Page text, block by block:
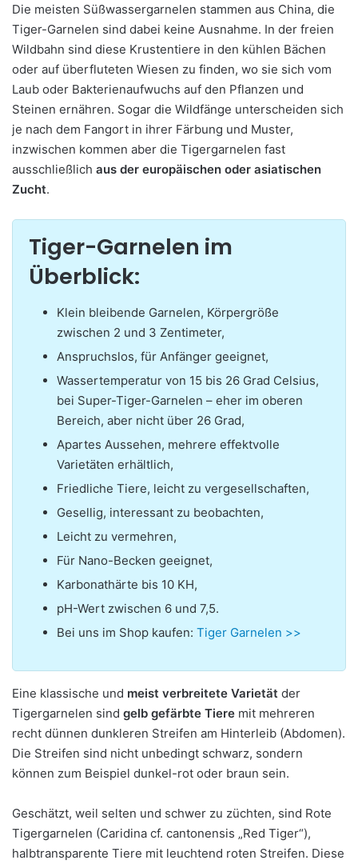
Die meisten Süßwassergarnelen stammen aus China, die
Tiger-Garnelen sind dabei keine Ausnahme. In der freien
Wildbahn sind diese Krustentiere in den kühlen Bächen
oder auf überfluteten Wiesen zu finden, wo sie sich vom
Laub oder Bakterienaufwuchs auf den Pflanzen und
Steinen ernähren. Sogar die Wildfänge unterscheiden sich
je nach dem Fangort in ihrer Färbung und Muster,
inzwischen kommen aber die Tigergarnelen fast
ausschließlich aus der europäischen oder asiatischen
Zucht.
Tiger-Garnelen im
Überblick:
Klein bleibende Garnelen, Körpergröße
zwischen 2 und 3 Zentimeter,
Anspruchslos, für Anfänger geeignet,
Wassertemperatur von 15 bis 26 Grad Celsius,
bei Super-Tiger-Garnelen – eher im oberen
Bereich, aber nicht über 26 Grad,
Apartes Aussehen, mehrere effektvolle
Varietäten erhältlich,
Friedliche Tiere, leicht zu vergesellschaften,
Gesellig, interessant zu beobachten,
Leicht zu vermehren,
Für Nano-Becken geeignet,
Karbonathärte bis 10 KH,
pH-Wert zwischen 6 und 7,5.
Bei uns im Shop kaufen: Tiger Garnelen >>
Eine klassische und meist verbreitete Varietät der
Tigergarnelen sind gelb gefärbte Tiere mit mehreren
recht dünnen dunkleren Streifen am Hinterleib (Abdomen).
Die Streifen sind nicht unbedingt schwarz, sondern
können zum Beispiel dunkel-rot oder braun sein.
Geschätzt, weil selten und schwer zu züchten, sind Rote
Tigergarnelen (Caridina cf. cantonensis „Red Tiger“),
halbtransparente Tiere mit leuchtend roten Streifen. Diese